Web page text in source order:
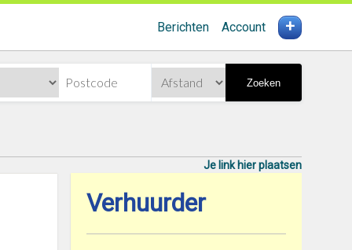
Berichten Account +
Zoeken
Je link hier plaatsen
Verhuurder